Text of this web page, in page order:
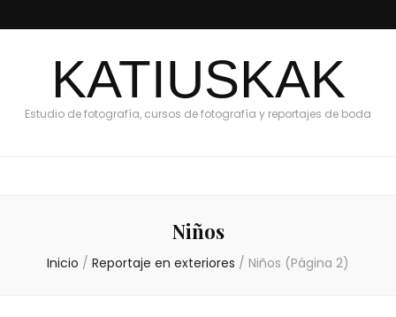
KATIUSKAK
Estudio de fotografía, cursos de fotografía y reportajes de boda
Niños
Inicio / Reportaje en exteriores / Niños (Página 2)